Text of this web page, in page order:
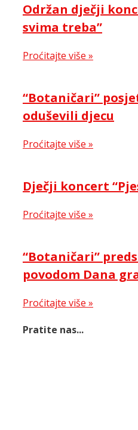
Održan dječji
svima treba”
Proćitajte više »
“Botaničari”
oduševili djecu
Proćitajte više »
Dječji koncert
Proćitajte više »
“Botaničari”
povodom Dana
Proćitajte više »
Pratite nas...